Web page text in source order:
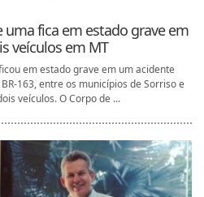
fica em estado grave em
veículos em MT
em estado grave em um acidente
163, entre os municípios de Sorriso e
veículos. O Corpo de ...